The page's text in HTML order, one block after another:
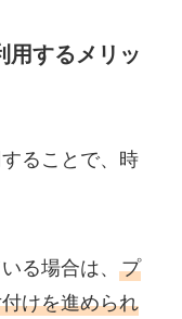
用するメリッ
ることで、時
る場合は、 プ
けを進められ